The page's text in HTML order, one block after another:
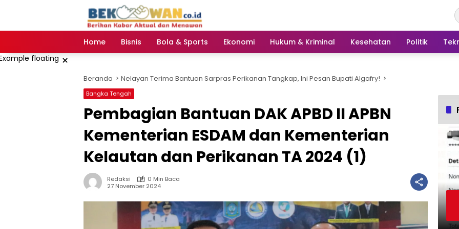
Home
Bisnis Bola & Sports Ekonomi Hukum & Kriminal Kesehatan Politik
×
Beranda Nelayan Terima Bantuan Sarpras Perikanan Tangkap, Ini Pesan Bupati Algafry!
Bangka Tengah
Pembagian Bantuan DAK APBD II APBN
Kementerian ESDAM dan Kementerian
Kelautan dan Perikanan TA 2024 (1)
Redaksi
0 Min Baca
27 November 2024